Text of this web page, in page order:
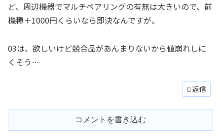
ど、周辺機器でマルチペアリングの有無は大きいので、前
機種＋1000円くらいなら即決なんですが。
03は、欲しいけど競合品があんまりないから値崩れしに
くそう…
返信
コメントを書き込む